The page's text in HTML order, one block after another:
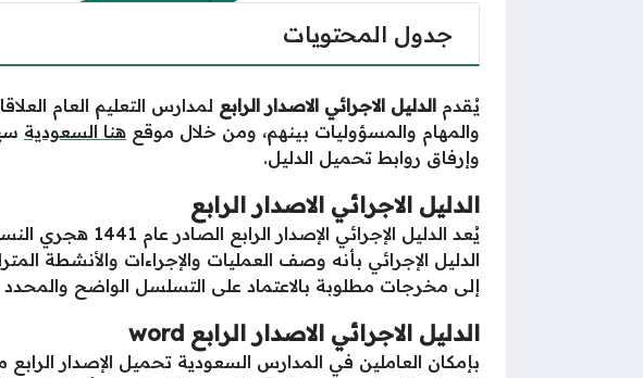
جدول المحتويات
يُقدم الدليل الاجرائي الاصدار الرابع لمدارس التعليم العام
والمهام والمسؤوليات بينهم، ومن خلال موقع هنا السعودية
وإرفاق روابط تحميل الدليل.
الدليل الاجرائي الاصدار الرابع
يُعد الدليل
الدليل الإجرائي بأنه وصف العمليات والإجراءات والأنشطة
إلى مخرجات مطلوبة بالاعتماد على التسلسل الواضح
الدليل الاجرائي الاصدار الرابع word
بإمكان العاملين في المدارس السعودية تحميل الإصدار